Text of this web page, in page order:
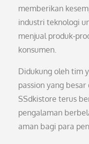
memberikan
industri teknologi
menjual produk-
konsumen.
Didukung oleh tim
passion yang
SSdkistore terus
pengalaman
aman bagi para